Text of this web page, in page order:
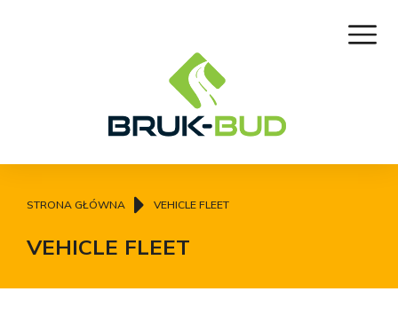
Jesteś tutaj:
STRONA GŁÓWNA VEHICLE FLEET
VEHICLE FLEET